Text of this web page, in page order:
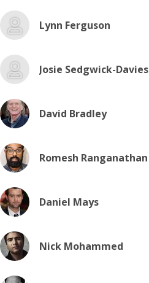
Lynn Ferguson
Josie Sedgwick-Davies
David Bradley
Romesh Ranganathan
Daniel Mays
Nick Mohammed